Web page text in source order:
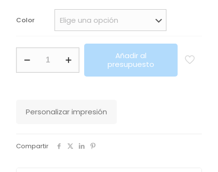
Color
Varien
Makito
Añadir al
presupuesto
Personalizar impresión
Compartir